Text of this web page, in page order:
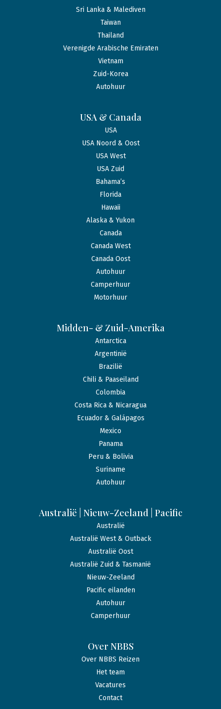
Sri Lanka & Malediven
Taiwan
Thailand
Verenigde Arabische Emiraten
Vietnam
Zuid-Korea
Autohuur
USA & Canada
USA
USA Noord & Oost
USA West
USA Zuid
Bahama’s
Florida
Hawaii
Alaska & Yukon
Canada
Canada West
Canada Oost
Autohuur
Camperhuur
Motorhuur
Midden- & Zuid-Amerika
Antarctica
Argentinië
Brazilië
Chili & Paaseiland
Colombia
Costa Rica & Nicaragua
Ecuador & Galápagos
Mexico
Panama
Peru & Bolivia
Suriname
Autohuur
Australië | Nieuw-Zeeland | Pacific
Australië
Australië West & Outback
Australië Oost
Australië Zuid & Tasmanië
Nieuw-Zeeland
Pacific eilanden
Autohuur
Camperhuur
Over NBBS
Over NBBS Reizen
Het team
Vacatures
Contact